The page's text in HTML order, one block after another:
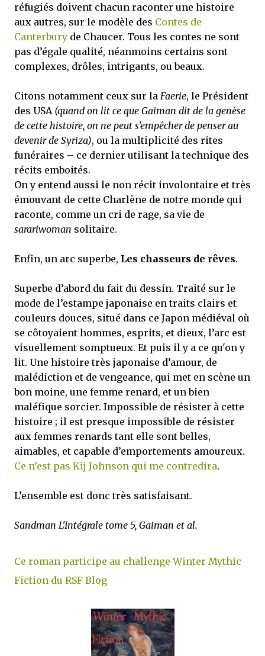
réfugiés doivent chacun raconter une histoire
aux autres, sur le modèle des Contes de
Canterbury de Chaucer. Tous les contes ne sont
pas d’égale qualité, néanmoins certains sont
complexes, drôles, intrigants, ou beaux.
Citons notamment ceux sur la Faerie, le Président
des USA (quand on lit ce que Gaiman dit de la genèse
de cette histoire, on ne peut s'empêcher de penser au
devenir de Syriza), ou la multiplicité des rites
funéraires – ce dernier utilisant la technique des
récits emboités.
On y entend aussi le non récit involontaire et très
émouvant de cette Charlène de notre monde qui
raconte, comme un cri de rage, sa vie de
sarariwoman solitaire.
Enfin, un arc superbe, Les chasseurs de rêves.
Superbe d’abord du fait du dessin. Traité sur le
mode de l’estampe japonaise en traits clairs et
couleurs douces, situé dans ce Japon médiéval où
se côtoyaient hommes, esprits, et dieux, l’arc est
visuellement somptueux. Et puis il y a ce qu'on y
lit. Une histoire très japonaise d’amour, de
malédiction et de vengeance, qui met en scène un
bon moine, une femme renard, et un bien
maléfique sorcier. Impossible de résister à cette
histoire ; il est presque impossible de résister
aux femmes renards tant elle sont belles,
aimables, et capable d’emportements amoureux.
Ce n’est pas Kij Johnson qui me contredira.
L’ensemble est donc très satisfaisant.
Sandman L'Intégrale tome 5, Gaiman et al.
Ce roman participe au challenge Winter Mythic
Fiction du RSF Blog